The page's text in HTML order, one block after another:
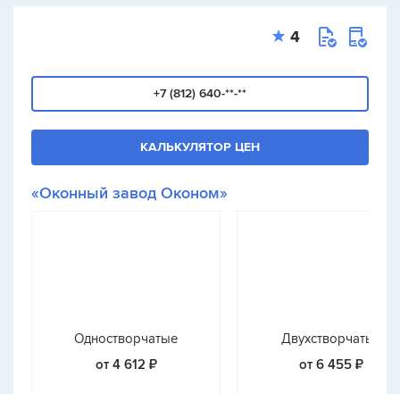
4
+7 (812) 640-**-**
КАЛЬКУЛЯТОР ЦЕН
«Оконный завод Оконом»
Одностворчатые
от 4 612 ₽
Двухстворчатые
от 6 455 ₽